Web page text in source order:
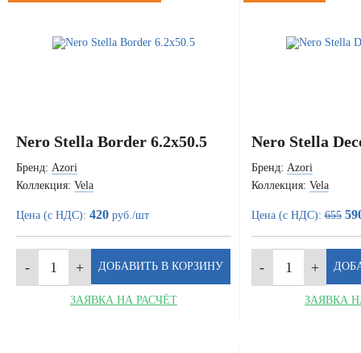
Nero Stella Border 6.2x50.5
Бренд: Azori
Коллекция: Vela
Цена (с НДС): 420 руб./шт
ЗАЯВКА НА РАСЧЁТ
Nero Stella
Бренд: Azori
Коллекция: Vela
Цена (с НДС):655
ЗАЯВКА